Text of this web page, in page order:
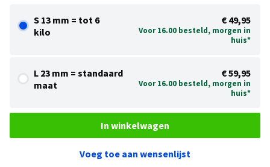
S 13 mm = tot 6
kilo
€ 49,95
Voor 16.00 besteld, morgen in
huis*
L 23 mm = standaard
maat
€ 59,95
Voor 16.00 besteld, morgen in
huis*
In winkelwagen
Voeg toe aan wensenlijst